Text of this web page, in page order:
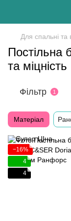
Для спальні та
Постільна
та
Фільтр 1
Матеріал
−16%
4
4